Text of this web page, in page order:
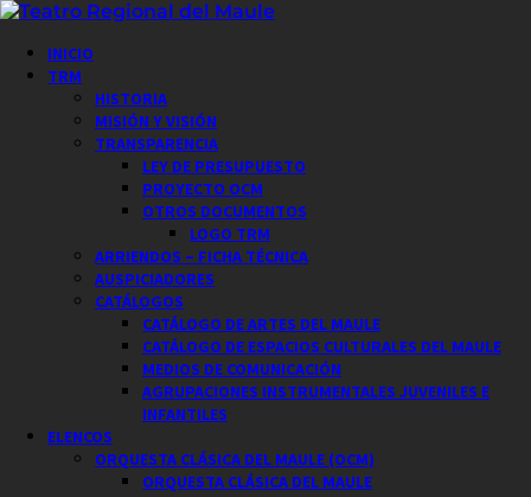
Saltar
contenido
Menú
principal
INICIO
TRM
HISTORIA
MISIÓN Y VISIÓN
TRANSPARENCIA
LEY DE PRESUPUESTO
PROYECTO OCM
OTROS DOCUMENTOS
LOGO TRM
ARRIENDOS – FICHA TÉCNICA
AUSPICIADORES
CATÁLOGOS
CATÁLOGO DE ARTES DEL MAULE
CATÁLOGO DE ESPACIOS CULTURALES DEL MAULE
MEDIOS DE COMUNICACIÓN
AGRUPACIONES INSTRUMENTALES JUVENILES E
INFANTILES
ELENCOS
ORQUESTA CLÁSICA DEL MAULE (OCM)
ORQUESTA CLÁSICA DEL MAULE